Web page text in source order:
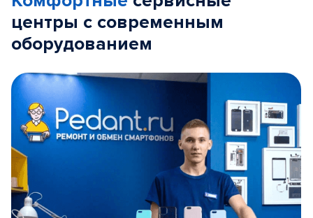
центры с современным
оборудованием